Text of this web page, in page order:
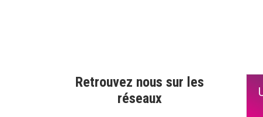
Retrouvez nous sur les
réseaux